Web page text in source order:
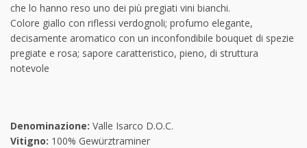
che lo hanno reso uno dei più pregiati vini bianchi.
Colore giallo con riflessi verdognoli; profumo elegante,
decisamente aromatico con un inconfondibile bouquet di spezie
pregiate e rosa; sapore caratteristico, pieno, di struttura
notevole
Denominazione: Valle Isarco D.O.C.
Vitigno: 100% Gewürztraminer